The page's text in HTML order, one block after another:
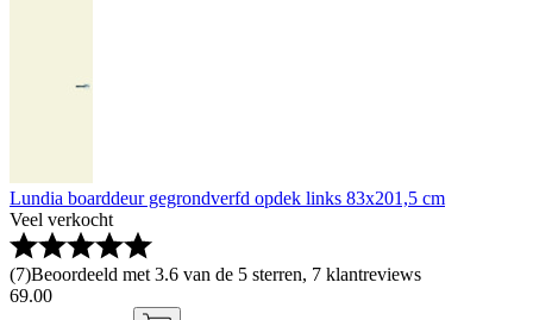
Lundia boarddeur gegrondverfd opdek links 83x201,5 cm
Veel verkocht
(7)Beoordeeld met 3.6 van de 5 sterren, 7 klantreviews
69.00